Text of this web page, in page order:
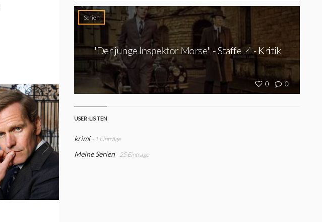
Serien
0 0
"Der junge Inspektor Morse" - Staffel 4 - Kritik
USER-LISTEN
krimi - 1 Einträge
Meine Serien - 25 Einträge